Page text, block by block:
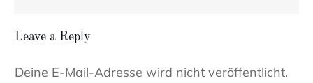
Leave a Reply
Deine E-Mail-Adresse wird nicht veröffentlicht.